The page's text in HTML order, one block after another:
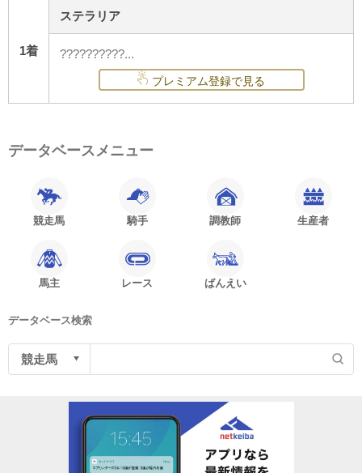
1着
ステラリア
??????????...
プレミアム登録で見る
データベースメニュー
競走馬 騎手 調教師 生産者
馬主 レース ばんえい
データベース検索